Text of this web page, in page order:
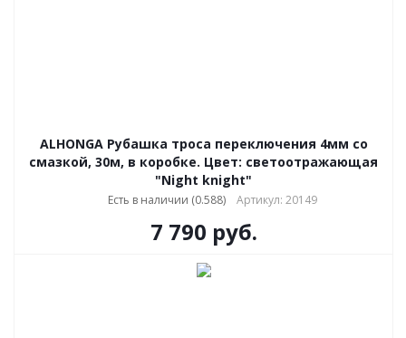
ALHONGA Рубашка троса переключения 4мм со
смазкой, 30м, в коробке. Цвет: светоотражающая
"Night knight"
Есть в наличии (0.588) Артикул: 20149
7 790 руб.